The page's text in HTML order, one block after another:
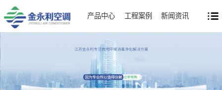
产品中心 工程案例 新闻资讯